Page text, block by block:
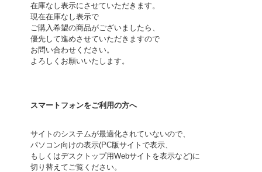
在庫なし表示にさせていただきます。
現在在庫なし表示で
ご購入希望の商品がございましたら、
優先して進めさせていただきますので
お問い合わせください。
よろしくお願いいたします。
スマートフォンをご利用の方へ
サイトのシステムが最適化されていないので、
パソコン向けの表示(PC版サイトで表示、
もしくはデスクトップ用Webサイトを表示など)に
切り替えてご覧ください。